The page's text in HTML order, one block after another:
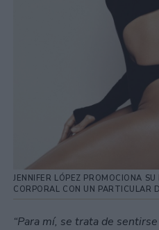
JENNIFER LÓPEZ PROMOCIONA
CORPORAL CON UN PARTICULAR
“Para mí, se trata de